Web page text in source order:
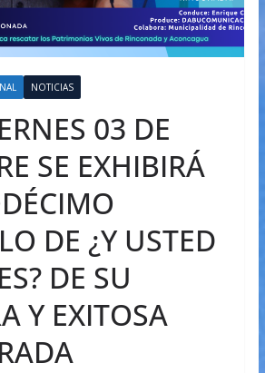
NOTICIAS
03 DE
SE EXHIBIRÁ
DE ¿Y USTED
DE SU
Y EXITOSA